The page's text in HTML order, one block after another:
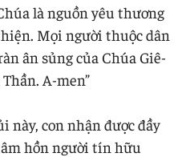
là nguồn yêu thương
Mọi người thuộc dân
ân sủng của Chúa Giê-
A-men”
này, con nhận được đầy
hồn người tín hữu